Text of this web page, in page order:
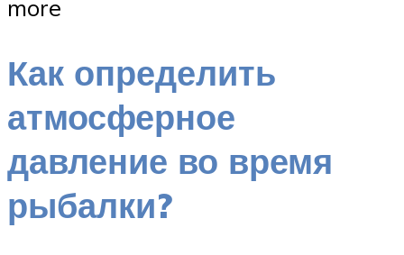
more
Как определить
атмосферное
давление во время
рыбалки?